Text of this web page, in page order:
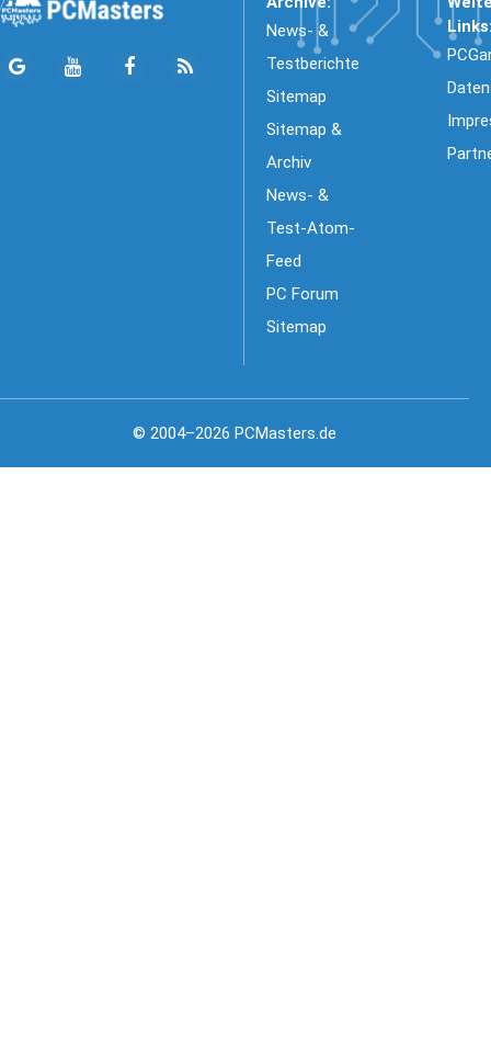
News- &
Testberichte
Sitemap
Sitemap &
Archiv
News- &
Test-Atom-
Feed
PC Forum
Sitemap
© 2004–2026 PCMasters.de